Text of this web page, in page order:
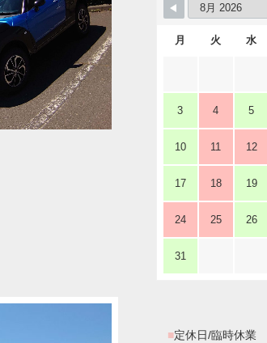
月 火 水
3 4 5
10 11 12
17 18 19
24 25 26
31
■定休日/臨時休業